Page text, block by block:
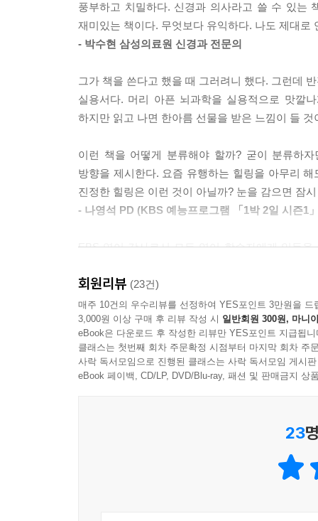
시냅스를 늘리고 단단하게 연결시키는 방아쇠 역
이 책의 저자는 노벨생리의학상 수상자인 에릭
키나아제들이 핵에 진입하게 만들어 유전자를
장기기억이 만들어지는 원리를 간단히 도식화
세포내 환상 AMP 증가 → 단백질 키나아제 A,
합성 → 시냅스 성장.
연습하면 된다.
이때 관건은 어떻게 반복해서 연습할 수 있게 하
지속시킬 수 없게 된다. 이것이 수많은 이들이 반
취약한 부분이 무엇인지 파악해서 그것을 보완하
수 있는 피드백 시스템을 마련해야 한다. 또 간절
반복할 수 있는 시스템을 마련할 수 있다면 연습
대개의 연습들이 실패하게 되는 이유는 큰 목표
갖추지 않았을 때(지금 연습이 제대로 되고 있는
생활 속에서 연습할 수 있는 시스템이 잘 갖춰지
저자는 “나에게 필요한 나만의 연습은 무엇인
던지고픈 그 무엇은 무엇인가? 찾아야 한다.
시행착오를 겪은 수많은 일반인들에게 도움이 되
풍부하고 치밀하다. 신경과 의사라고 쓸 수 있는
재미있는 책이다. 무엇보다 유익하다. 나도 제대로
- 박수현 삼성의료원 신경과 전문의
그가 책을 쓴다고 했을 때 그러려니 했다. 그런데
실용서다. 머리 아픈 뇌과학을 실용적으로 맛깔
하지만 읽고 나면 한아름 선물을 받은 느낌이 들
이런 책을 어떻게 분류해야 할까? 굳이 분류하
방향을 제시한다. 요즘 유행하는 힐링을 아무리
진정한 힐링은 이런 것이 아닐까? 눈을 감으면 잠
- 나영석 PD (KBS 예능프로그램 「1박 2일 시즌1
EBS 영어 강사로서 모든 영어 학습자에게 일독
이수영 EBSlang 리딩 분야 대표 강사, 『스피드 리
회원리뷰 (23건)
매주 10건의 우수리뷰를 선정하여 YES포인트 3만원을 드
3,000원 이상 구매 후 리뷰 작성 시 일반회원 300원, 마니
eBook은 다운로드 후 작성한 리뷰만 YES포인트 지급됩니
클래스는 첫번째 회차 주문확정 시점부터 마지막 회차 주
사락 독서모임으로 진행된 클래스는 사락 독서모임 게시
eBook 페이백, CD/LP, DVD/Blu-ray, 패션 및 판매금지 상
23